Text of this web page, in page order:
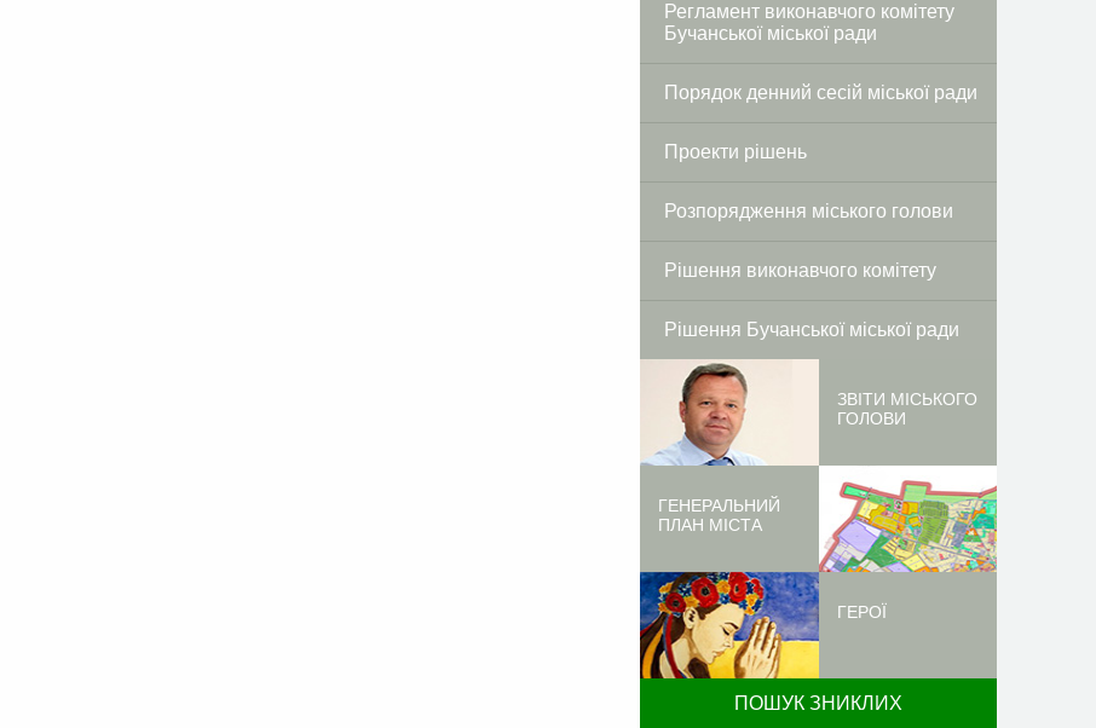
Регламент виконавчого комітету
Бучанської міської ради
Порядок денний сесій міської ради
Проекти рішень
Розпорядження міського голови
Рішення виконавчого комітету
Рішення Бучанської міської ради
ЗВІТИ МІСЬКОГО
ГОЛОВИ
ГЕНЕРАЛЬНИЙ
ПЛАН МІСТА
ГЕРОЇ
ПОШУК ЗНИКЛИХ